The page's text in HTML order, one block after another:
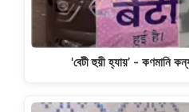
'বেটী হুয়ী হ্যায়’ - কণমানি